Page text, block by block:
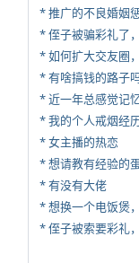
* 推广的不良婚姻
* 侄子被骗彩礼了
* 如何扩大交友圈
* 近一年总感觉记
* 我的个人戒烟经
* 女主播的热恋
* 有没有大佬
* 想换一个电饭煲
* 侄子被索要彩礼